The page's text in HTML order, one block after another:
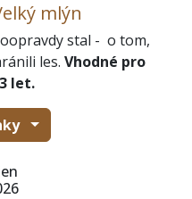
mlýn
stal - o tom,
les. Vhodné pro
let.